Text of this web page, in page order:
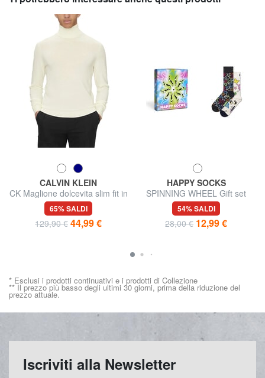
CALVIN KLEIN
CK Maglione dolcevita slim fit in
lana
65% SALDI
129,90 € 44,99 €
HAPPY SOCKS
SPINNING WHEEL Gift set
calze 2 paia
54% SALDI
28,00 € 12,99 €
* Esclusi i prodotti continuativi e i prodotti di Collezione
** Il prezzo più basso degli ultimi 30 giorni, prima della riduzione del
prezzo attuale.
Iscriviti alla Newsletter